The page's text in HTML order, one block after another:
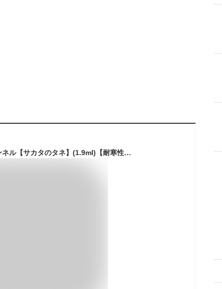
【ハーブの種】フェンネル【サカタのタネ】(1.9ml)【耐寒性一〜ニ年草】[春まき][秋まき]928083